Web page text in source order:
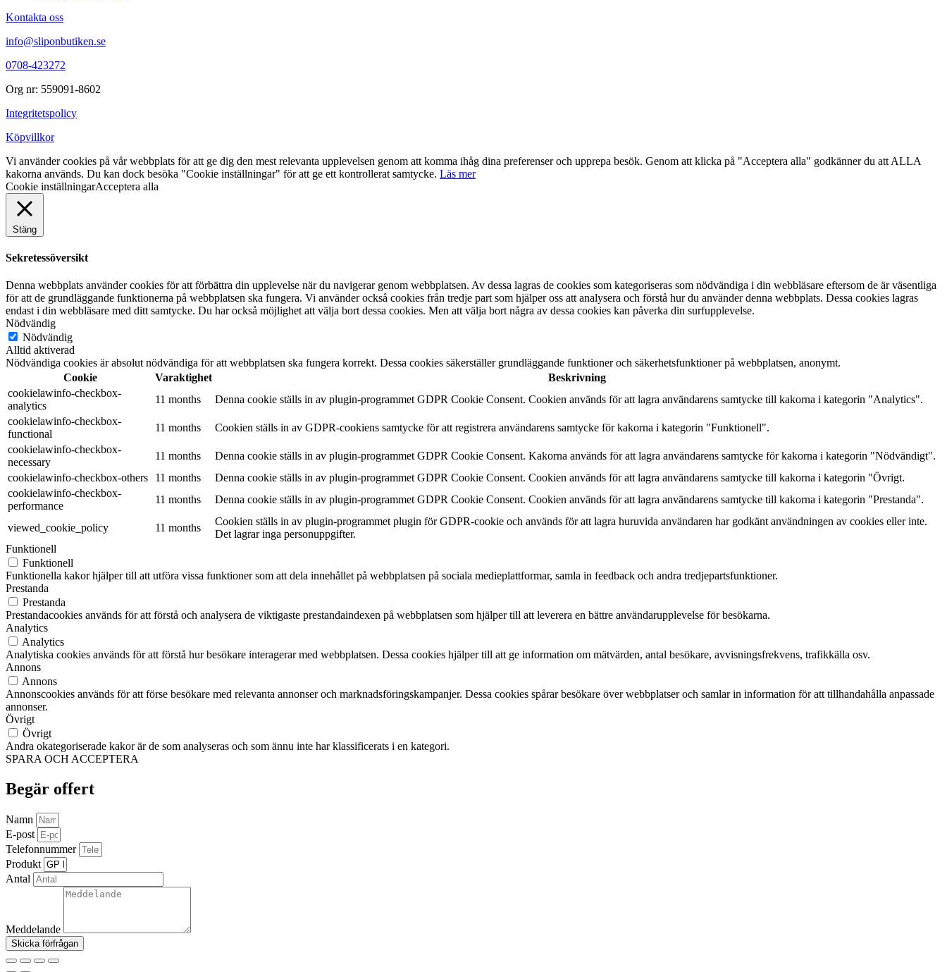
Kontakta oss
info@sliponbutiken.se
0708-423272
Org nr: 559091-8602
Integritetspolicy
Köpvillkor
Vi använder cookies på vår webbplats för att ge dig den mest relevanta upplevelsen genom att komma ihåg dina preferenser och upprepa besök. Genom att klicka på "Acceptera alla" godkänner du att ALLA
kakorna används. Du kan dock besöka "Cookie inställningar" för att ge ett kontrollerat samtycke. Läs mer
Cookie inställningarAcceptera alla
Stäng
Sekretessöversikt
Denna webbplats använder cookies för att förbättra din upplevelse när du navigerar genom webbplatsen. Av dessa lagras de cookies som kategoriseras som nödvändiga i din webbläsare eftersom de är väsentliga
för att de grundläggande funktionerna på webbplatsen ska fungera. Vi använder också cookies från tredje part som hjälper oss att analysera och förstå hur du använder denna webbplats. Dessa cookies lagras
endast i din webbläsare med ditt samtycke. Du har också möjlighet att välja bort dessa cookies. Men att välja bort några av dessa cookies kan påverka din surfupplevelse.
Nödvändig
Nödvändig
Alltid aktiverad
Nödvändiga cookies är absolut nödvändiga för att webbplatsen ska fungera korrekt. Dessa cookies säkerställer grundläggande funktioner och säkerhetsfunktioner på webbplatsen, anonymt.
Cookie
Varaktighet
Beskrivning
cookielawinfo-checkbox-
analytics
11 months
Denna cookie ställs in av plugin-programmet GDPR Cookie Consent. Cookien används för att lagra användarens samtycke till kakorna i kategorin "Analytics".
cookielawinfo-checkbox-
functional
11 months
Cookien ställs in av GDPR-cookiens samtycke för att registrera användarens samtycke för kakorna i kategorin "Funktionell".
cookielawinfo-checkbox-
necessary
11 months
Denna cookie ställs in av plugin-programmet GDPR Cookie Consent. Kakorna används för att lagra användarens samtycke för kakorna i kategorin "Nödvändigt".
cookielawinfo-checkbox-others
11 months
Denna cookie ställs in av plugin-programmet GDPR Cookie Consent. Cookien används för att lagra användarens samtycke till kakorna i kategorin "Övrigt.
cookielawinfo-checkbox-
performance
11 months Denna cookie ställs in av plugin-programmet GDPR Cookie Consent. Cookien används för att lagra användarens samtycke till kakorna i kategorin "Prestanda".
viewed_cookie_policy 11 months
Cookien ställs in av plugin-programmet plugin för GDPR-cookie och används för att lagra huruvida användaren har godkänt användningen av cookies eller inte.
Det lagrar inga personuppgifter.
Funktionell
Funktionell
Funktionella kakor hjälper till att utföra vissa funktioner som att dela innehållet på webbplatsen på sociala medieplattformar, samla in feedback och andra tredjepartsfunktioner.
Prestanda
Prestanda
Prestandacookies används för att förstå och analysera de viktigaste prestandaindexen på webbplatsen som hjälper till att leverera en bättre användarupplevelse för besökarna.
Analytics
Analytics
Analytiska cookies används för att förstå hur besökare interagerar med webbplatsen. Dessa cookies hjälper till att ge information om mätvärden, antal besökare, avvisningsfrekvens, trafikkälla osv.
Annons
Annons
Annonscookies används för att förse besökare med relevanta annonser och marknadsföringskampanjer. Dessa cookies spårar besökare över webbplatser och samlar in information för att tillhandahålla anpassade
annonser.
Övrigt
Övrigt
Andra okategoriserade kakor är de som analyseras och som ännu inte har klassificerats i en kategori.
SPARA OCH ACCEPTERA
Begär offert
Namn
E-post
Telefonnummer
Produkt
Antal
Meddelande
Skicka förfrågan